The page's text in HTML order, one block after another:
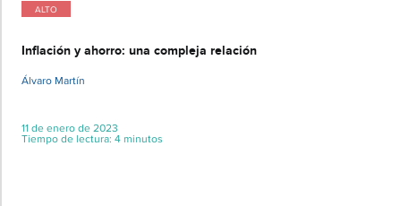
ALTO
Inflación y ahorro: una compleja relación
Álvaro Martín
11 de enero de 2023
Tiempo de lectura: 4 minutos